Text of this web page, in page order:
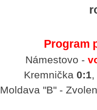
Program
Námestovo -
Kremnička 0:1
Moldava "B" -